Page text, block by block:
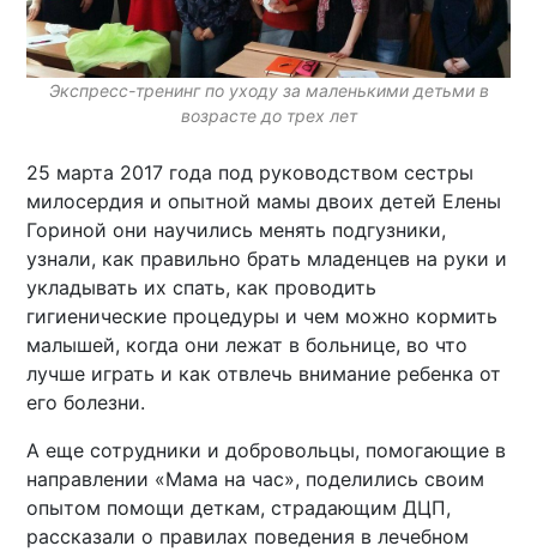
Экспресс-тренинг по уходу за маленькими детьми в
возрасте до трех лет
25 марта 2017 года под руководством сестры
милосердия и опытной мамы двоих детей Елены
Гориной они научились менять подгузники,
узнали, как правильно брать младенцев на руки и
укладывать их спать, как проводить
гигиенические процедуры и чем можно кормить
малышей, когда они лежат в больнице, во что
лучше играть и как отвлечь внимание ребенка от
его болезни.
А еще сотрудники и добровольцы, помогающие в
направлении «Мама на час», поделились своим
опытом помощи деткам, страдающим ДЦП,
рассказали о правилах поведения в лечебном